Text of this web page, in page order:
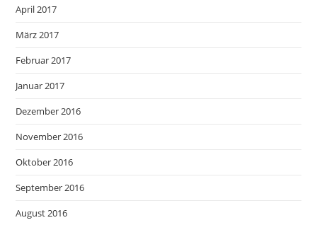
April 2017
März 2017
Februar 2017
Januar 2017
Dezember 2016
November 2016
Oktober 2016
September 2016
August 2016